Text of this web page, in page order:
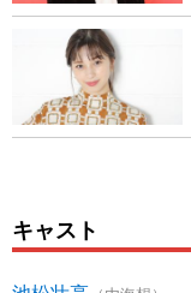
キャスト